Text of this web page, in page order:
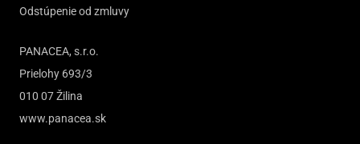
Odstúpenie od zmluvy
PANACEA, s.r.o.
Prielohy 693/3
010 07 Žilina
www.panacea.sk